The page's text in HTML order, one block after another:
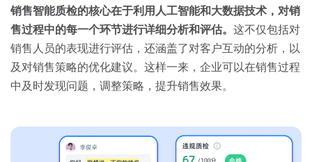
按角色
销售人员
销售管理
交易跟进
销售会话智能
销售智能质检的核心在于利用人工智能和大数据技术，对销
售过程中的每一个环节进行详细分析和评估。 这不仅包括对
销售人员的表现进行评估，还涵盖了对客户互动的分析，以
及对销售策略的优化建议。这样一来，企业可以在销售过程
中及时发现问题，调整策略，提升销售效果。